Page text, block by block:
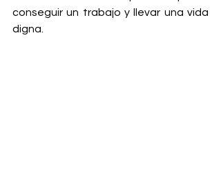
conseguir un trabajo y llevar una vida
digna.